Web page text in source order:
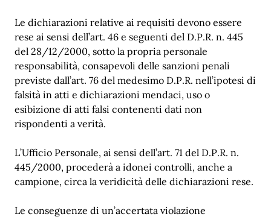
Le dichiarazioni relative ai requisiti devono essere
rese ai sensi dell’art. 46 e seguenti del D.P.R. n. 445
del 28/12/2000, sotto la propria personale
responsabilità, consapevoli delle sanzioni penali
previste dall’art. 76 del medesimo D.P.R. nell’ipotesi di
falsità in atti e dichiarazioni mendaci, uso o
esibizione di atti falsi contenenti dati non
rispondenti a verità.
L’Ufficio Personale, ai sensi dell’art. 71 del D.P.R. n.
445/2000, procederà a idonei controlli, anche a
campione, circa la veridicità delle dichiarazioni rese.
Le conseguenze di un’accertata violazione